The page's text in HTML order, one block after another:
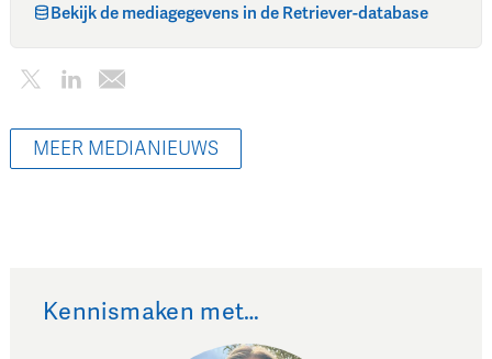
Bekijk de mediagegevens in de Retriever-database
MEER MEDIANIEUWS
Kennismaken met…